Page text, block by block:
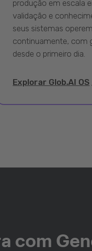
produção em escala
validação e
seus sistemas
continuamente, com
desde o primeiro dia.
Explorar Glob.AI OS
com